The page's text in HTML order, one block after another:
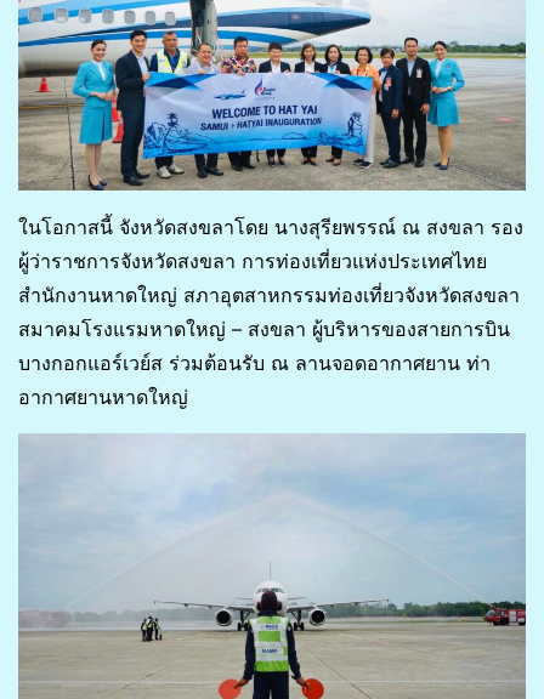
ในโอกาสนี้ จังหวัดสงขลาโดย นางสุรียพรรณ์ ณ สงขลา รอง
ผู้ว่าราชการจังหวัดสงขลา การท่องเที่ยวแห่งประเทศไทย
สำนักงานหาดใหญ่ สภาอุตสาหกรรมท่องเที่ยวจังหวัดสงขลา
สมาคมโรงแรมหาดใหญ่ – สงขลา ผู้บริหารของสายการบิน
บางกอกแอร์เวย์ส ร่วมต้อนรับ ณ ลานจอดอากาศยาน ท่า
อากาศยานหาดใหญ่